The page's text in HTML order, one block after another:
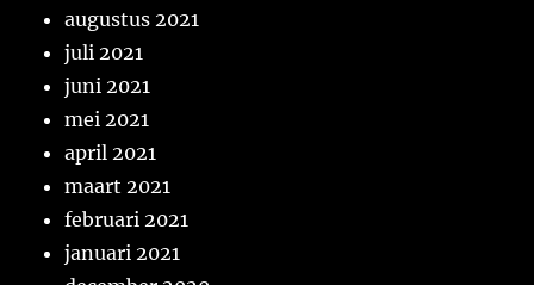
augustus 2021
juli 2021
juni 2021
mei 2021
april 2021
maart 2021
februari 2021
januari 2021